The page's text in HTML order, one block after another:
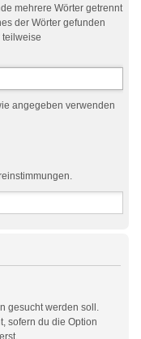
mehrere Wörter getrennt
der Wörter gefunden
teilweise
angegeben verwenden
gesucht werden soll.
sofern du die Option